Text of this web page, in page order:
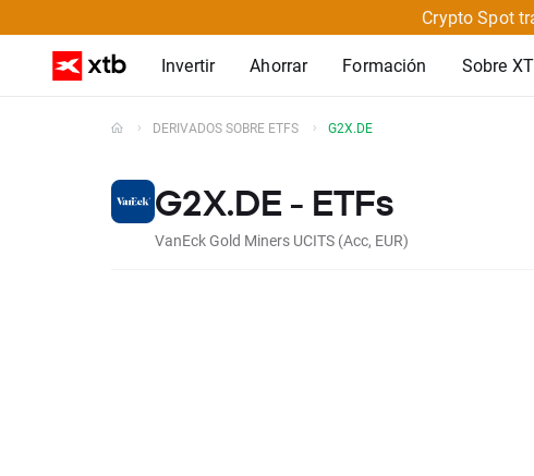
Crypto Spot
Invertir Ahorrar Formación Sobre
DERIVADOS SOBRE ETFS G2X.DE
G2X.DE - ETFs
VanEck Gold Miners UCITS (Acc, EUR)